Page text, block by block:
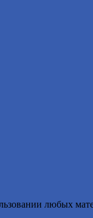
любых